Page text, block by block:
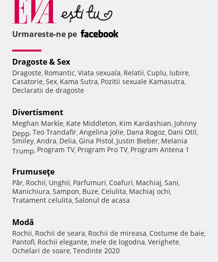
Urmareste-ne pe
Dragoste & Sex
Dragoste, Romantic, Viata sexuala, Relatii, Cuplu, Iubire,
Casatorie, Sex, Kama Sutra, Pozitii sexuale Kamasutra,
Declaratii de dragoste
Divertisment
Meghan Markle, Kate Middleton, Kim Kardashian, Johnny
Depp, Teo Trandafir, Angelina Jolie, Dana Rogoz, Dani Otil,
Smiley, Andra, Delia, Gina Pistol, Justin Bieber, Melania
Trump, Program TV, Program Pro TV, Program Antena 1
Frumuseţe
Păr, Rochii, Unghii, Parfumuri, Coafuri, Machiaj, Sani,
Manichiura, Sampon, Buze, Celulita, Machiaj ochi,
Tratament celulita, Salonul de acasa
Modă
Rochii, Rochii de seara, Rochii de mireasa, Costume de baie,
Pantofi, Rochii elegante, Inele de logodna, Verighete,
Ochelari de soare, Tendinte 2020